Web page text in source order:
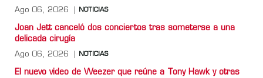
Ago 06, 2026 NOTICIAS
Joan Jett canceló dos conciertos tras someterse a una
delicada cirugía
Ago 06, 2026 NOTICIAS
El nuevo video de Weezer que reúne a Tony Hawk y otras